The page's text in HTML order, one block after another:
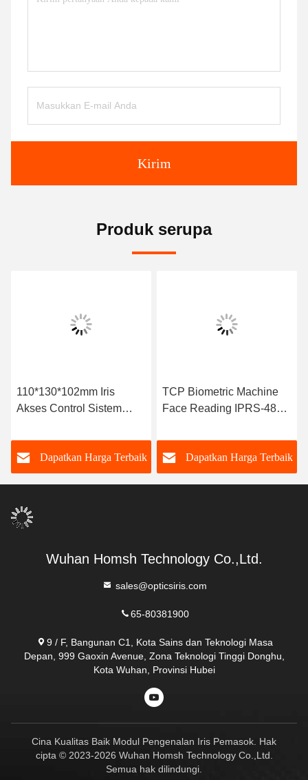
Kirim
Produk serupa
110*130*102mm Iris
Akses Control Sistem
Dapatkan Harga Terbaik
TCP Biometric Machine
Face Reading IPRS-485
Hadir
Dapatkan Harga Terbaik
Wuhan Homsh Technology Co.,Ltd.
sales@opticsiris.com
65-80381900
9 / F, Bangunan C1, Kota Sains dan Teknologi Masa
Depan, 999 Gaoxin Avenue, Zona Teknologi Tinggi Donghu,
Kota Wuhan, Provinsi Hubei
Cina Kualitas Baik Modul Pengenalan Iris Pemasok. Hak
cipta © 2023-2026 Wuhan Homsh Technology Co.,Ltd.
Semua hak dilindungi.